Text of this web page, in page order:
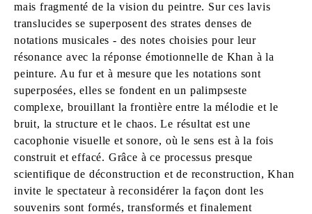
mais fragmenté de la vision du peintre. Sur ces lavis
translucides se superposent des strates denses de
notations musicales - des notes choisies pour leur
résonance avec la réponse émotionnelle de Khan à la
peinture. Au fur et à mesure que les notations sont
superposées, elles se fondent en un palimpseste
complexe, brouillant la frontière entre la mélodie et le
bruit, la structure et le chaos. Le résultat est une
cacophonie visuelle et sonore, où le sens est à la fois
construit et effacé. Grâce à ce processus presque
scientifique de déconstruction et de reconstruction, Khan
invite le spectateur à reconsidérer la façon dont les
souvenirs sont formés, transformés et finalement